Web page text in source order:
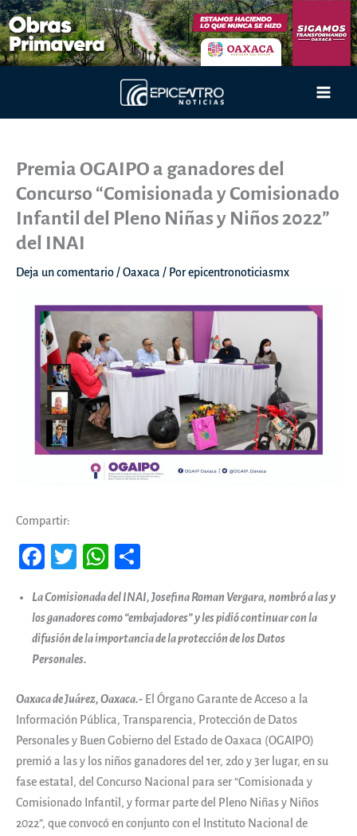
Ir
al
contenido
Premia OGAIPO a ganadores del
Concurso “Comisionada y Comisionado
Infantil del Pleno Niñas y Niños 2022”
del INAI
Deja un comentario/Oaxaca / Porepicentronoticiasmx
Compartir:
Fa
b
oo
k
T
tt
er
W
ts
A
pa
rti
La Comisionada del INAI, Josefina Roman Vergara, nombró a las y
los ganadores como “embajadores” y les pidió continuar con la
difusión de la importancia de la protección de los Datos
Personales.
Oaxaca de Juárez, Oaxaca.- El Órgano Garante de Acceso a la
Información Pública, Transparencia, Protección de Datos
Personales y Buen Gobierno del Estado de Oaxaca (OGAIPO)
premió a las y los niños ganadores del 1er, 2do y 3er lugar, en su
fase estatal, del Concurso Nacional para ser “Comisionada y
Comisionado Infantil, y formar parte del Pleno Niñas y Niños
2022”, que convocó en conjunto con el Instituto Nacional de